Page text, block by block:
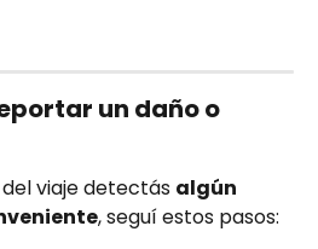
un daño o
viaje detectás algún
, seguí estos pasos: